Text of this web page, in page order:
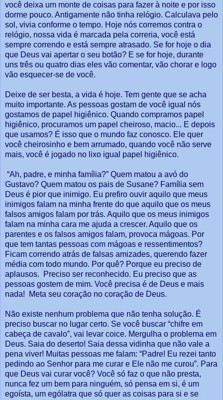
você deixa um monte de coisas para fazer à noite e por isso
dorme pouco. Antigamente não tinha relógio. Calculava pelo
sol, vivia conforme o tempo. Hoje nós corremos contra o
relógio, nossa vida é marcada pela correria, você está
sempre correndo e está sempre atrasado. Se for hoje o dia
que Deus vai apertar o seu botão? E se for hoje, durante
uns três ou quatro dias eles vão comentar, vão chorar e logo
vão esquecer-se de você.
Deixe de ser besta, a vida é hoje. Tem gente que se acha
muito importante. As pessoas gostam de você igual nós
gostamos de papel higiênico. Quando compramos papel
higiênico, procuramos um papel cheiroso, macio... E depois
que usamos? É isso que o mundo faz conosco. Ele quer
você cheirosinho e bem arrumado, quando você não serve
mais, você é jogado no lixo igual papel higiênico.
“Ah, padre, e minha família?” Quem matou a avó do
Gustavo? Quem matou os pais de Susane? Família sem
Deus é pior que inimigo. Eu prefiro ouvir aquilo que meus
inimigos falam na minha frente do que aquilo que os meus
falsos amigos falam por trás. Aquilo que os meus inimigos
falam na minha cara me ajuda a crescer. Aquilo que os
parentes e os falsos amigos falam, provoca mágoas. Por
que tem tantas pessoas com mágoas e ressentimentos?
Ficam correndo atrás de falsas amizades, querendo fazer
média com todo mundo. Por quê? Porque eu preciso de
aplausos. Preciso ser reconhecido. Eu preciso que as
pessoas gostem de mim. Você precisa é de Deus e mais
nada! Meta seu coração no coração de Deus.
Não existe nenhum problema que não tenha solução. É
preciso buscar no lugar certo. Se você buscar “chifre em
cabeça de cavalo”, vai levar coice. Mergulha o problema em
Deus. Saia do deserto! Saia dessa vidinha que não vale a
pena viver! Muitas pessoas me falam: “Padre! Eu rezei tanto
pedindo ao Senhor para me curar e Ele não me curou”. Para
que Deus vai curar você? Você só faz o que não presta,
nunca fez um bem para ninguém, só pensa em si, é um
egoísta, um ególatra que só quer as coisas para si e se